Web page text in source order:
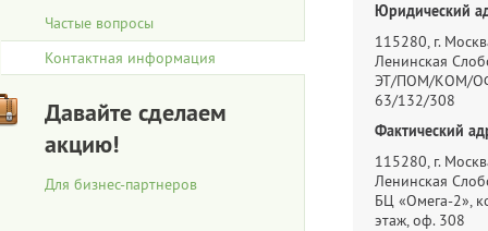
Частые вопросы
Контактная информация
Давайте сделаем
акцию!
Для бизнес-партнеров
Юридический
115280, г.
Ленинская
ЭТ/ПОМ/КОМ/
63/132/308
Фактический
115280, г.
Ленинская
БЦ «Омега-2»,
этаж, оф. 308